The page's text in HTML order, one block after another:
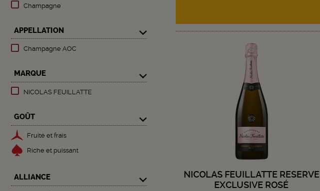
Champagne
APPELLATION
Champagne AOC
MARQUE
NICOLAS FEUILLATTE
GOÛT
Fruité et frais
Riche et puissant
ALLIANCE
NICOLAS FEUILLATTE RESERVE
EXCLUSIVE ROSÉ